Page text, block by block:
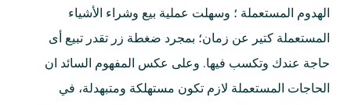
الهدوم المستعملة ؛ وسهلت عملية بيع وشراء الأشياء
المستعملة كتير عن زمان؛ بمجرد ضغطة زر تقدر تبيع أى
حاجة عندك وتكسب فيها. وعلى عكس المفهوم السائد ان
الحاجات المستعملة لازم تكون مستهلكة ومتبهدلة، في